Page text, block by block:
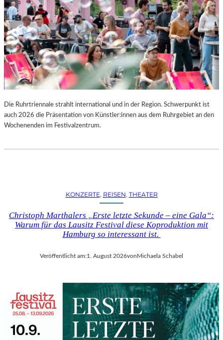
Die Ruhrtriennale strahlt international und in der Region. Schwerpunkt ist
auch 2026 die Präsentation von Künstler:innen aus dem Ruhrgebiet an den
Wochenenden im Festivalzentrum.
KONZERTE, REISEN, THEATER
Christoph Marthalers „Erste letzte Sekunde – eine Gala“:
Warum für das Lausitz Festival diese Koproduktion mit
Hamburg so interessant ist.
Veröffentlicht am:1. August 2026von Michaela Schabel